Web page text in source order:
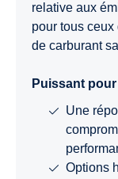
relative aux
pour tous ceux
de carburant
Puissant
Une
Options